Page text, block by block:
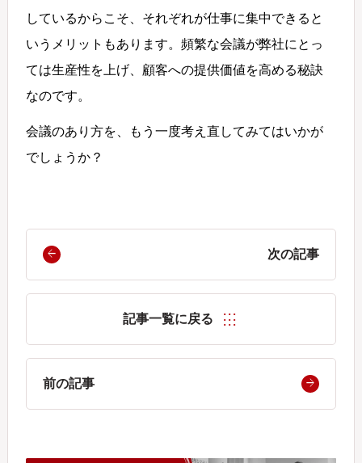
しているからこそ、それぞれが仕事に集中できると
いうメリットもあります。頻繁な会議が弊社にとっ
ては生産性を上げ、顧客への提供価値を高める秘訣
なのです。
会議のあり方を、もう一度考え直してみてはいかが
でしょうか？
次の記事
記事一覧に戻る
前の記事